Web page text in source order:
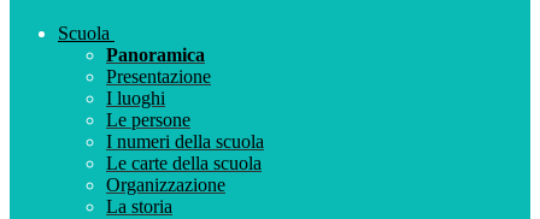
Scuola
Panoramica
Presentazione
I luoghi
Le persone
I numeri della scuola
Le carte della scuola
Organizzazione
La storia